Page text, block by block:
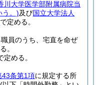
川大学医学部附属病院当
う。)及び国立大学法人
で定める。
員のうち、宅直を命ぜ
。
定める。
43条第1項に規定する所